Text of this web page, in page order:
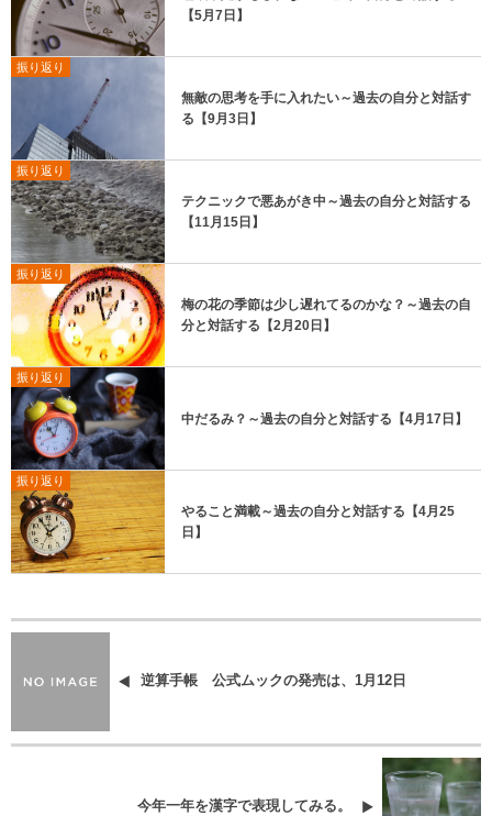
【5月7日】
振り返り
無敵の思考を手に入れたい～過去の自分と対話す
る【9月3日】
振り返り
テクニックで悪あがき中～過去の自分と対話する
【11月15日】
振り返り
梅の花の季節は少し遅れてるのかな？～過去の自
分と対話する【2月20日】
振り返り
中だるみ？～過去の自分と対話する【4月17日】
振り返り
やること満載～過去の自分と対話する【4月25
日】
逆算手帳 公式ムックの発売は、1月12日
今年一年を漢字で表現してみる。